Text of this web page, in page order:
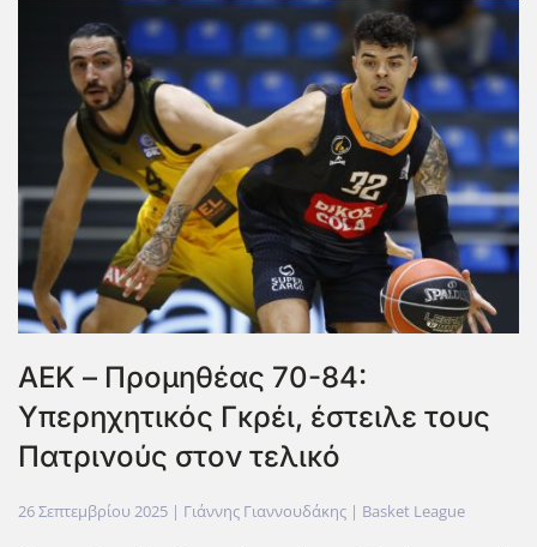
ΑΕΚ – Προμηθέας 70-84:
Υπερηχητικός Γκρέι, έστειλε τους
Πατρινούς στον τελικό
26 Σεπτεμβρίου 2025 | Γιάννης Γιαννουδάκης | Basket League